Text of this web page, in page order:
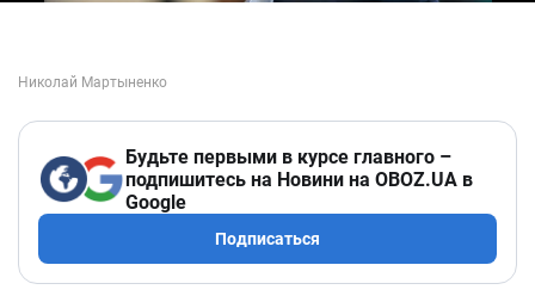
Будьте первыми в курсе главного –
подпишитесь на Новини на OBOZ.UA в
Google
Подписаться